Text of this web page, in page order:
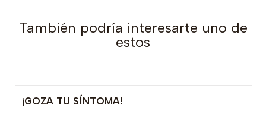
También podría interesarte uno de
estos
Agotado
¡GOZA TU SÍNTOMA!